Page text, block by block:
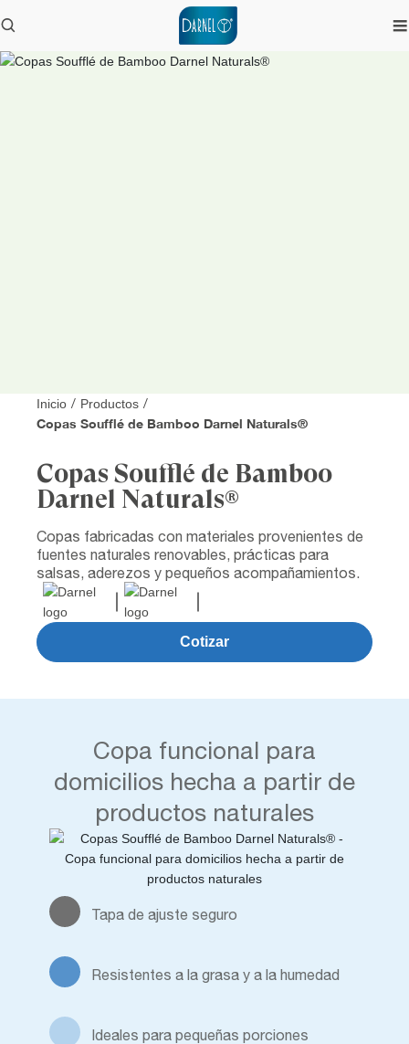
Inicio / Productos /
Copas Soufflé de Bamboo Darnel Naturals®
Copas Soufflé de Bamboo
Darnel Naturals®
Copas fabricadas con materiales provenientes de
fuentes naturales renovables, prácticas para
salsas, aderezos y pequeños acompañamientos.
Cotizar
Copa funcional para
domicilios hecha a partir de
productos naturales
Tapa de ajuste seguro
Resistentes a la grasa y a la humedad
Ideales para pequeñas porciones